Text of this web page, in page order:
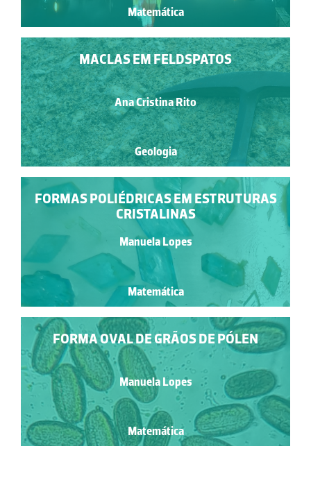
Matemática
MACLAS EM FELDSPATOS
Ana Cristina Rito
Geologia
FORMAS POLIÉDRICAS EM ESTRUTURAS
CRISTALINAS
Manuela Lopes
Matemática
FORMA OVAL DE GRÃOS DE PÓLEN
Manuela Lopes
Matemática